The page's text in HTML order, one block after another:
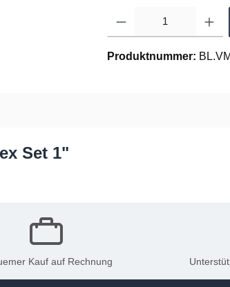
Produktnummer:
Set 1"
Kauf auf Rechnung